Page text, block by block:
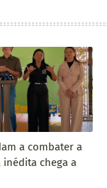
a combater a
inédita chega a